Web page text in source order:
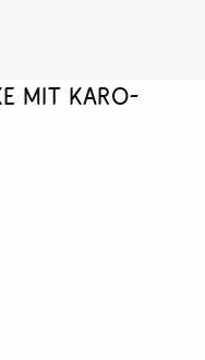
mit Karo-